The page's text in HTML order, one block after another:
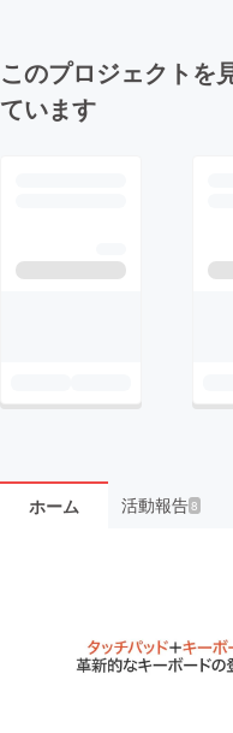
このプロジェクトを
ています
ホーム 活動報告8